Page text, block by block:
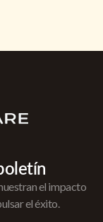
el impacto
el éxito.